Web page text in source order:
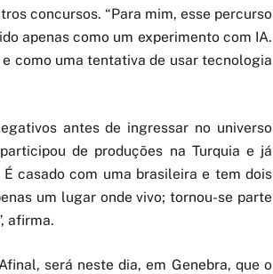
concursos. “Para mim, esse percurso
apenas como um experimento com IA.
como uma tentativa de usar tecnologia
antes de ingressar no universo
de produções na Turquia e já
casado com uma brasileira e tem dois
um lugar onde vivo; tornou-se parte
afirma.
será neste dia, em Genebra, que o